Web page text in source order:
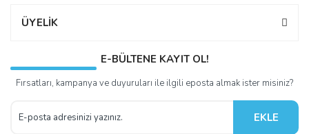
ÜYELİK
E-BÜLTENE KAYIT OL!
Fırsatları, kampanya ve duyuruları ile ilgili eposta almak ister misiniz?
EKLE